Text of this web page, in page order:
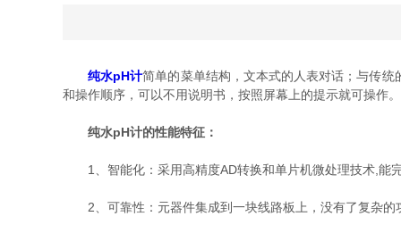
纯水pH计简单的菜单结构，文本式的人表对话；与传
和操作顺序，可以不用说明书，按照屏幕上的提示就可操作。
纯水pH计的性能特征：
1、智能化：采用高精度AD转换和单片机微处理技术,能
2、可靠性：元器件集成到一块线路板上，没有了复杂的